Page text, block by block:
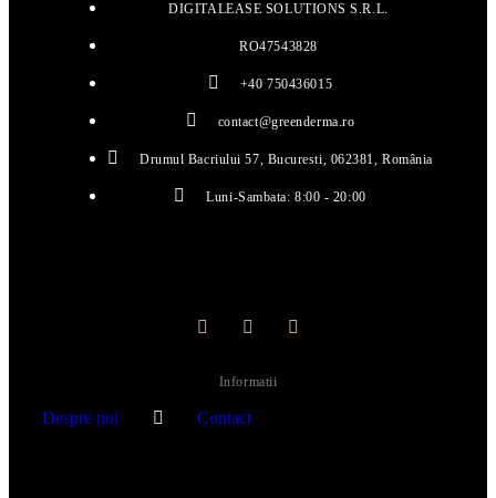
DIGITALEASE SOLUTIONS S.R.L.
RO47543828
+40 750436015
contact@greenderma.ro
Drumul Bacriului 57, Bucuresti, 062381, România
Luni-Sambata: 8:00 - 20:00
Informatii
Despre noi Contact